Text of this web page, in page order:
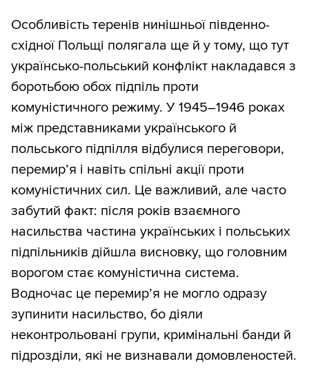
Особливість теренів нинішньої південно-
східної Польщі полягала ще й у тому, що тут
українсько-польський конфлікт накладався з
боротьбою обох підпіль проти
комуністичного режиму. У 1945–1946 роках
між представниками українського й
польського підпілля відбулися переговори,
перемир’я і навіть спільні акції проти
комуністичних сил. Це важливий, але часто
забутий факт: після років взаємного
насильства частина українських і польських
підпільників дійшла висновку, що головним
ворогом стає комуністична система.
Водночас це перемир’я не могло одразу
зупинити насильство, бо діяли
неконтрольовані групи, кримінальні банди й
підрозділи, які не визнавали домовленостей.